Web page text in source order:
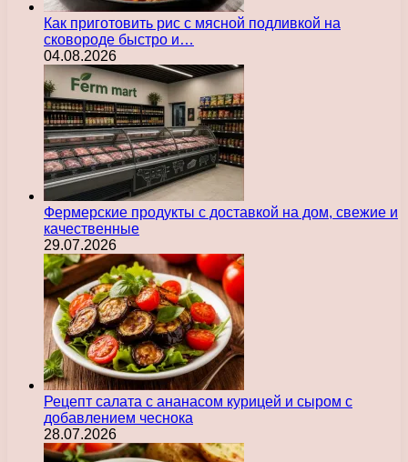
Как приготовить рис с мясной подливкой на
сковороде быстро и…
04.08.2026
Фермерские продукты с доставкой на дом, свежие и
качественные
29.07.2026
Рецепт салата с ананасом курицей и сыром с
добавлением чеснока
28.07.2026